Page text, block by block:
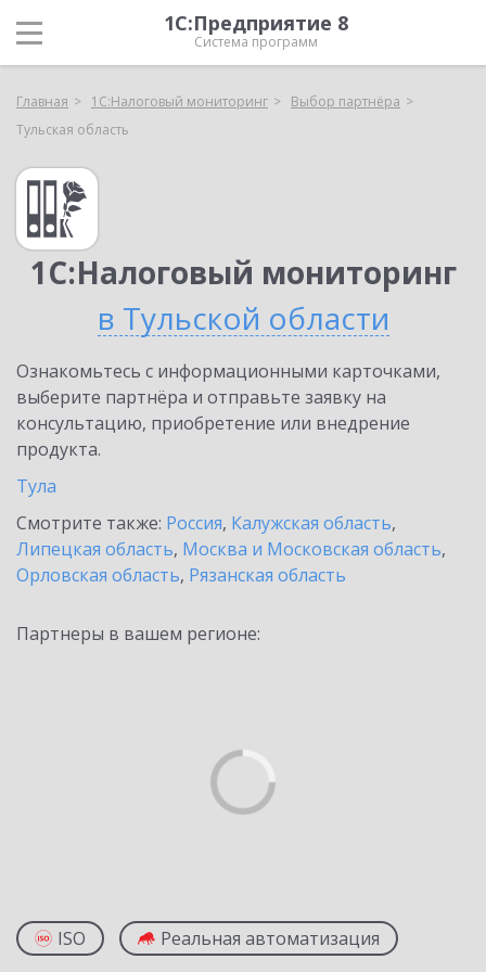
1С:Предприятие 8
Система программ
Главная 1С:Налоговый мониторинг
Выбор партнёра
Тульская область
1С:Налоговый мониторинг
в Тульской области
Ознакомьтесь с информационными карточками,
выберите партнёра и отправьте заявку на
консультацию, приобретение или внедрение
продукта.
Тула
Смотрите также: Россия, Калужская область,
Липецкая область, Москва и Московская область,
Орловская область, Рязанская область
Партнеры в вашем регионе:
ISO Реальная автоматизация